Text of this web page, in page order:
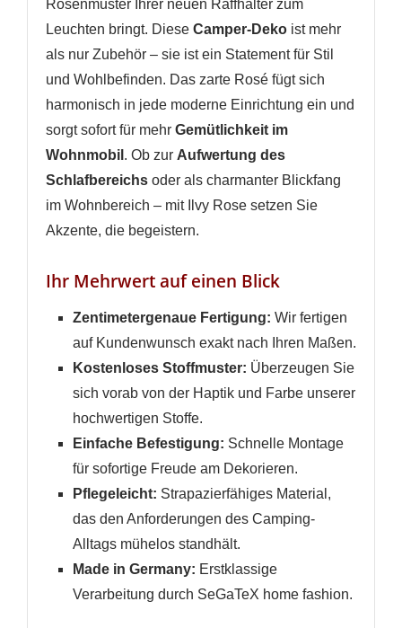
Rosenmuster Ihrer neuen Raffhalter zum
Leuchten bringt. Diese Camper-Deko ist mehr
als nur Zubehör – sie ist ein Statement für Stil
und Wohlbefinden. Das zarte Rosé fügt sich
harmonisch in jede moderne Einrichtung ein und
sorgt sofort für mehr Gemütlichkeit im
Wohnmobil . Ob zur Aufwertung des
Schlafbereichs oder als charmanter Blickfang
im Wohnbereich – mit Ilvy Rose setzen Sie
Akzente, die begeistern.
Ihr Mehrwert auf einen Blick
Zentimetergenaue Fertigung: Wir fertigen
auf Kundenwunsch exakt nach Ihren Maßen.
Kostenloses Stoffmuster: Überzeugen Sie
sich vorab von der Haptik und Farbe unserer
hochwertigen Stoffe.
Einfache Befestigung: Schnelle Montage
für sofortige Freude am Dekorieren.
Pflegeleicht: Strapazierfähiges Material,
das den Anforderungen des Camping-
Alltags mühelos standhält.
Made in Germany: Erstklassige
Verarbeitung durch SeGaTeX home fashion.
AUF MEINE WUNSCHLISTE
WUNSCHLISTE ERSTELLEN
Name der Wunschliste
Wunschliste
ANMELDEN
Wunschliste hinzufügen zu können.
Anmelden